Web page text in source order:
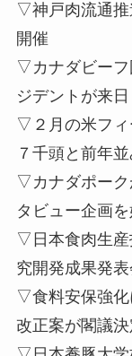
▽神戸肉流通推
開催
▽カナダビーフ
ジデントが来日
▽２月の米フィ
７千頭と前年
▽カナダポーク
タビュー企画
▽日本食肉生産
究開発成果発
▽食料安保強化
改正案が閣議決